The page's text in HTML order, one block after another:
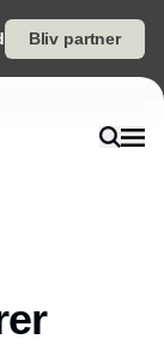
Bliv partner